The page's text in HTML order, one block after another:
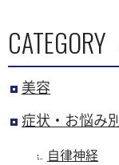
CATEGORY
美容
症状・お悩み別
自律神経